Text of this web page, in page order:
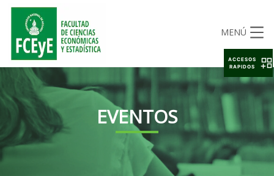
MENÚ
EVENTOS
ACCESOS
RAPIDOS